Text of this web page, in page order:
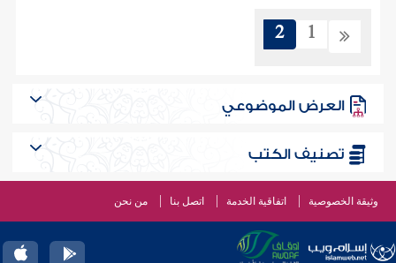
1
2
العرض الموضوعي
تصنيف الكتب
وثيقة الخصوصية اتفاقية الخدمة اتصل بنا من نحن